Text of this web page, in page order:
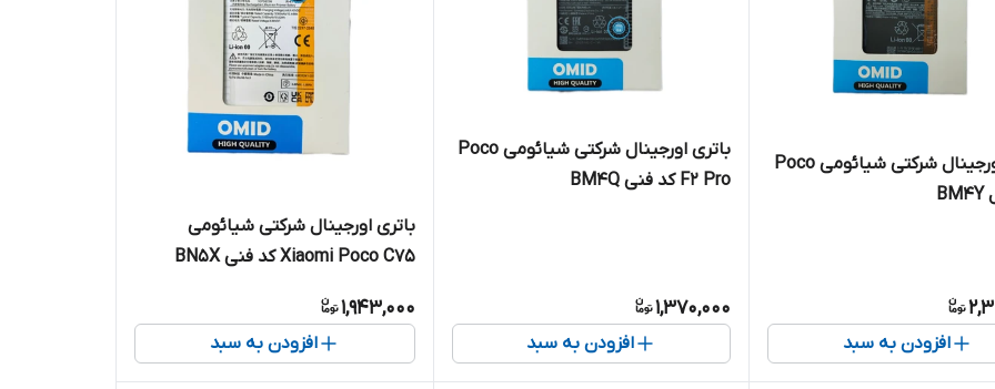
باتری اورجینال شرکتی شیائومی Poco
افزودن به سبد
باتری اورجینال شرکتی شیائومی Poco
F2 Pro کد فنی BM4Q
1,370,000
افزودن به سبد
باتری اورجینال شرکتی شیائومی
Xiaomi Poco C75 کد فنی BN5X
1,943,000
افزودن به سبد